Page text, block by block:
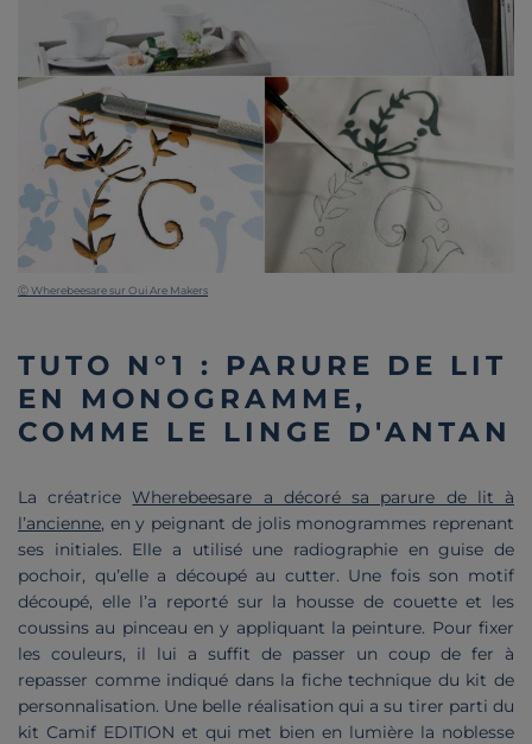
TUTO N°1 : PARURE DE LIT
EN MONOGRAMME,
COMME LE LINGE D'ANTAN
La créatriceWherebeesare a décoré sa parure de lit à
l’ancienne, en y peignant de jolis monogrammes reprenant
ses initiales. Elle a utilisé une radiographie en guise de
pochoir, qu’elle a découpé au cutter. Une fois son motif
découpé, elle l’a reporté sur la housse de couette et les
coussins au pinceau en y appliquant la peinture. Pour fixer
les couleurs, il lui a suffit de passer un coup de fer à
repasser comme indiqué dans la fiche technique du kit de
personnalisation. Une belle réalisation qui a su tirer parti du
kit Camif EDITION et qui met bien en lumière la noblesse
Ⓒ Wherebeesare sur Oui Are Makers